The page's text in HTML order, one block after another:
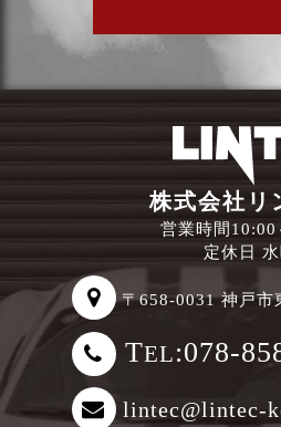
株式会社リ
営業時間
定休日 水
〒658-0031 神戸市
TEL:078-
lintec@lintec-